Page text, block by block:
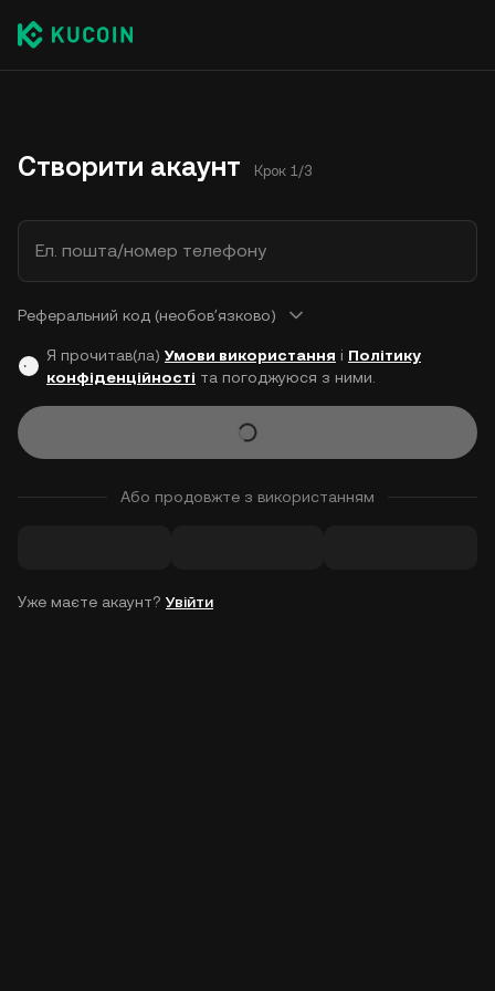
Створити акаунт Крок 1/3
Ел. пошта/номер телефону
Реферальний код (необовʼязково)
Я прочитав(ла) Умови використання і Політику
конфіденційності та погоджуюся з ними.
Або продовжте з використанням
Уже маєте акаунт? Увійти